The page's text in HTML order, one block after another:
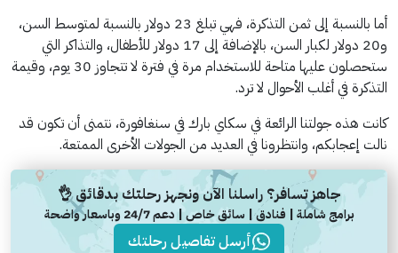
أما بالنسبة إلى ثمن التذكرة، فهي تبلغ 23 دولار بالنسبة لمتوسط السن،
و20 دولار لكبار السن، بالإضافة إلى 17 دولار للأطفال، والتذاكر التي
ستحصلون عليها متاحة للاستخدام مرة في فترة لا تتجاوز 30 يوم، وقيمة
التذكرة في أغلب الأحوال لا ترد.
كانت هذه جولتنا الرائعة في سكاي بارك في سنغافورة، نتمنى أن تكون قد
نالت إعجابكم، وانتظرونا في العديد من الجولات الأخرى الممتعة.
جاهز تسافر؟ راسلنا الآن ونجهز رحلتك بدقائق 👌
برامج شاملة | فنادق | سائق خاص | دعم 24/7 وباسعار واضحة
أرسل تفاصيل رحلتك